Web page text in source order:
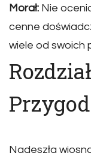
Morał: Nie
cenne
wiele od swoich
Nadeszła